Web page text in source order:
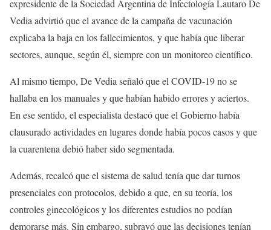
expresidente de la Sociedad Argentina de Infectología Lautaro De
Vedia advirtió que el avance de la campaña de vacunación
explicaba la baja en los fallecimientos, y que había que liberar
sectores, aunque, según él, siempre con un monitoreo científico.
Al mismo tiempo, De Vedia señaló que el COVID-19 no se
hallaba en los manuales y que habían habido errores y aciertos.
En ese sentido, el especialista destacó que el Gobierno había
clausurado actividades en lugares donde había pocos casos y que
la cuarentena debió haber sido segmentada.
Además, recalcó que el sistema de salud tenía que dar turnos
presenciales con protocolos, debido a que, en su teoría, los
controles ginecológicos y los diferentes estudios no podían
demorarse más. Sin embargo, subrayó que las decisiones tenían